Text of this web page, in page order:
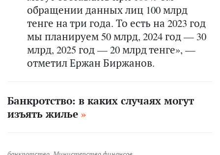
обращении данных лиц 100 млрд
тенге на три года. То есть на 2023 год
мы планируем 50 млрд, 2024 год — 30
млрд, 2025 год — 20 млрд тенге», —
отметил Ержан Биржанов.
Банкротство: в каких случаях могут
изъять жилье